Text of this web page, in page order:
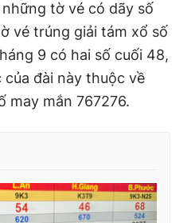
tờ vé có dãy số
vé trúng giải tám xổ số
9 có hai số cuối 48,
đài này thuộc về
may mắn 767276.